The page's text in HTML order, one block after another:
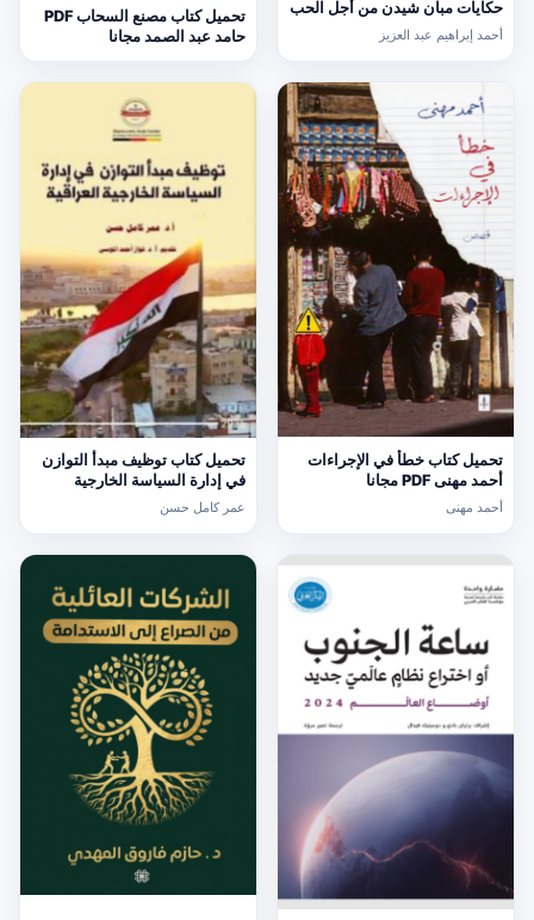
حكايات مبان شيدن من أجل الحب
PDF أحمد إبراهيم عبد العزيز
أحمد إبراهيم عبد العزيز
تحميل كتاب مصنع السحاب PDF
حامد عبد الصمد مجانا
تحميل كتاب خطأ في الإجراءات
أحمد مهنى PDF مجانا
أحمد مهنى
تحميل كتاب توظيف مبدأ التوازن
في إدارة السياسة الخارجية
مجانا
عمر كامل حسن